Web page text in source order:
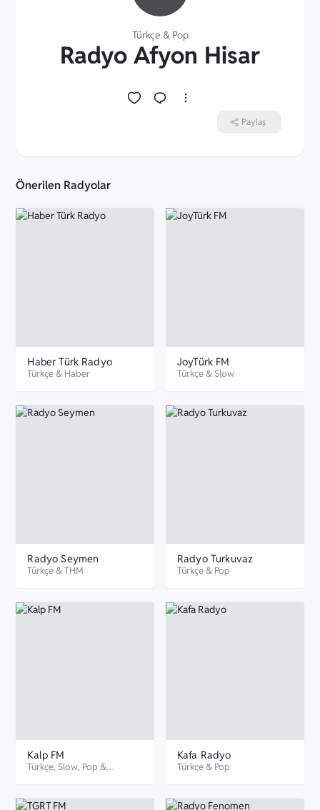
Türkçe & Pop
⁠Radyo Afyon Hisar
Paylaş
Önerilen Radyolar
Haber Türk Radyo
Türkçe& Haber
JoyTürk FM
Türkçe& Slow
Radyo Seymen
Türkçe&THM
Radyo Turkuvaz
Türkçe& Pop
Kalp FM
Türkçe, Slow, Pop &
Kafa Radyo
Türkçe& Pop